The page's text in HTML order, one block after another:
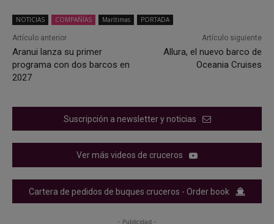
NOTICIAS COMPAÑÍAS Marítimas PORTADA
Artículo anterior
Aranui lanza su primer
programa con dos barcos en
2027
Artículo siguiente
Allura, el nuevo barco de
Oceania Cruises
Suscripción a newsletter y noticias
Ver más videos de cruceros
Cartera de pedidos de buques cruceros - Order book
- Publicidad -